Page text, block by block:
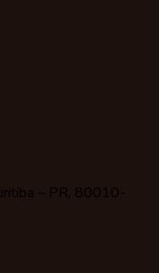
– PR, 80010-